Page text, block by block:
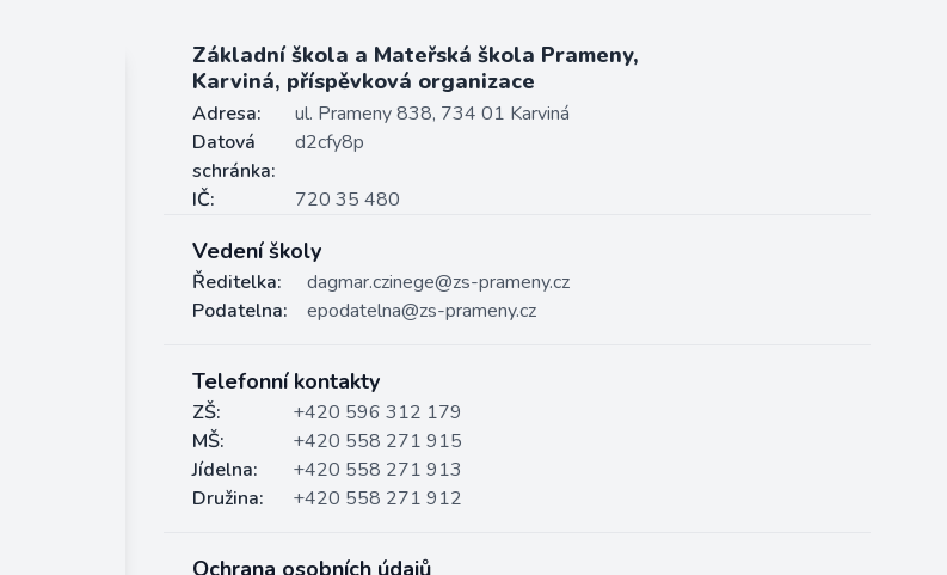
Základní škola a Mateřská škola Prameny,
Karviná, příspěvková organizace
Adresa:
ul. Prameny 838, 734 01 Karviná
Datová
schránka:
d2cfy8p
IČ: 720 35 480
Vedení školy
Ředitelka:
dagmar.czinege@zs-prameny.cz
Podatelna:
epodatelna@zs-prameny.cz
Telefonní kontakty
ZŠ:
+420 596 312 179
MŠ:
+420 558 271 915
Jídelna:
+420 558 271 913
Družina:
+420 558 271 912
Ochrana osobních údajů